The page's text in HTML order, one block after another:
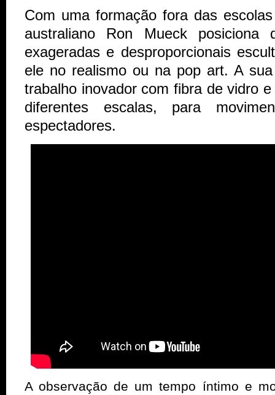
Com uma formação fora das
australiano Ron Mueck posiciona
exageradas e desproporcionais
ele no realismo ou na pop art. A
trabalho inovador com fibra de vidro
diferentes escalas, para
espectadores.
A observação de um tempo íntimo e